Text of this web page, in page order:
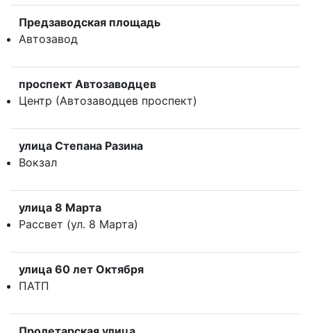
Предзаводская площадь
Автозавод
проспект Автозаводцев
Центр (Автозаводцев проспект)
улица Степана Разина
Вокзал
улица 8 Марта
Рассвет (ул. 8 Марта)
улица 60 лет Октября
ПАТП